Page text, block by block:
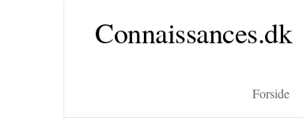
Connaissances.dk
Forside